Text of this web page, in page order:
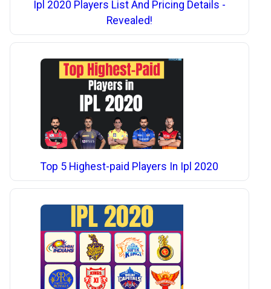
Ipl 2020 Players List And Pricing Details -
Revealed!
Top 5 Highest-paid Players In Ipl 2020